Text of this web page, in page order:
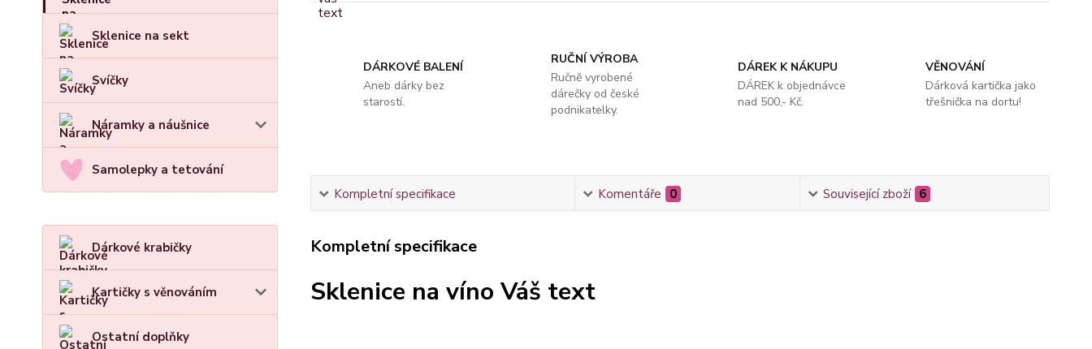
Sklenice na sekt
Svíčky
Náramky a náušnice
Samolepky a tetování
Dárkové krabičky
Kartičky s věnováním
Ostatní doplňky
DÁRKOVÉ BALENÍ
Aneb dárky bez
starostí.
RUČNÍ VÝROBA
Ručně vyrobené
dárečky od české
podnikatelky.
DÁREK K NÁKUPU
DÁREK k objednávce
nad 500,- Kč.
VĚNOVÁNÍ
Dárková kartička jako
třešnička na dortu!
Kompletní specifikace Komentáře 0 Související zboží 6
Kompletní specifikace
Sklenice na víno Váš text